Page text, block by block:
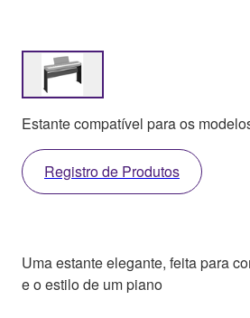
Estante compatível para os
Registro de Produtos
Uma estante elegante, feita para
e o estilo de um piano